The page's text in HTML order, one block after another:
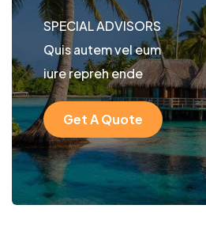
SPECIAL ADVISORS
Quis autem vel eum
iure repreh ende
Get A Quote